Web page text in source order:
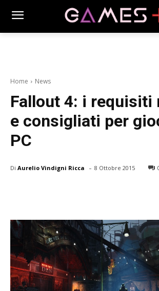
Home News
Fallout 4: i requisiti
e consigliati per
PC
Di Aurelio Vindigni Ricca - 8 Ottobre 2015